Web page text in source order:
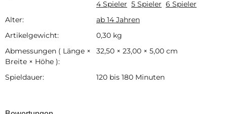
4 Spieler 5 Spieler 6 Spieler
Alter:
ab 14 Jahren
Artikelgewicht:
0,30 kg
Abmessungen ( Länge ×
Breite × Höhe ):
32,50 × 23,00 × 5,00 cm
Spieldauer: 120 bis 180 Minuten